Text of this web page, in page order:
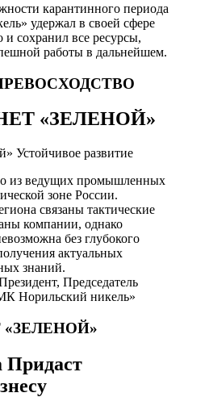
карантинного периода
удержал в своей сфере
и сохранил все ресурсы,
работы в дальнейшем.
«ЗЕЛЕНОЙ»
Устойчивое развитие
из ведущих промышленных
зоне России.
связаны тактические
компании, однако
без глубокого
актуальных
знаний.
Председатель
Норильский никель»
«ЗЕЛЕНОЙ»